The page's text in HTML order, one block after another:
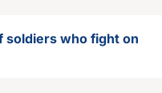
soldiers who fight on